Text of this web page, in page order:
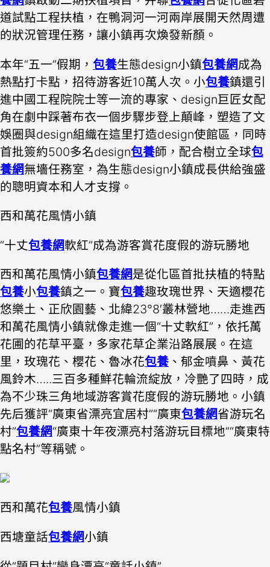
道試點工程扶植，在鴨洞河一河兩岸展開天然周遭
的狀況管理任務，讓小鎮再次煥發新顏。
本年“五一”假期， 包養生態design小鎮包養網成為
熱點打卡點，招待游客近10萬人次。小包養鎮還引
進中國工程院院士等一流的專家、design巨匠女配
角在劇中踩著布衣一個步驟步登上顛峰，塑造了文
娛圈與design組織在這里打造design使館區，同時
首批簽約500多名design包養師，配合樹立全球包
養網無墻任務室，為生態design小鎮成長供給強盛
的聰明資本和人才支撐。
西和萬花風情小鎮
“十丈包養網軟紅”成為游客賞花度假的游玩勝地
西和萬花風情小鎮包養網是從化區首批扶植的特點
包養小包養鎮之一。寶包養趣玫瑰世界、天適櫻花
悠樂土、正欣園藝、北緯23°8′叢林營地……走進西
和萬花風情小鎮就像走進一個“十丈軟紅”，依托萬
花圃的花草平臺，多家花草企業沿路展展。在這
里，玫瑰花、櫻花、魯冰花包養 、郁金噴鼻、黃花
風鈴木…..三百多種鮮花輪流綻放，冷艷了四時，成
為不少珠三角地域游客賞花度假的游玩勝地。小鎮
先后獲評“廣東省漂亮宜居村”“廣東包養網省游玩名
村”包養網“廣東十年夜漂亮村落游玩目標地”“廣東特
點名村”等稱號。
西和萬花包養風情小鎮
西塘童話包養網小鎮